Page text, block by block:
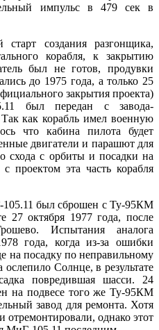
импульс в 479 сек в
создания разгонщика,
корабля, к закрытию
был не готов, продувки
до 1975 года, а только 25
закрытия проекта)
был передан с завода-
как корабль имел военную
что кабина пилота будет
двигатели и парашют для
схода с орбиты и посадки на
проектом эта часть корабля
был сброшен с Ту-95КМ
27 октября 1977 года, после
Испытания аналога
года, когда из-за ошибки
на посадку по неправильному
Солнце, в результате
повредившая шасси. 24
на подвесе того же Ту-95КМ
завод для ремонта. Хотя
отремонтировали, однако этот